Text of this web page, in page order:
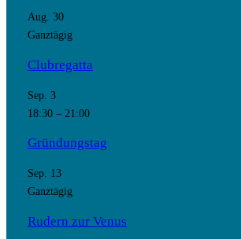
Aug. 30
Ganztägig
Clubregatta
Sep. 3
18:30– 21:00
Gründungstag
Sep. 13
Ganztägig
Rudern zur Venus